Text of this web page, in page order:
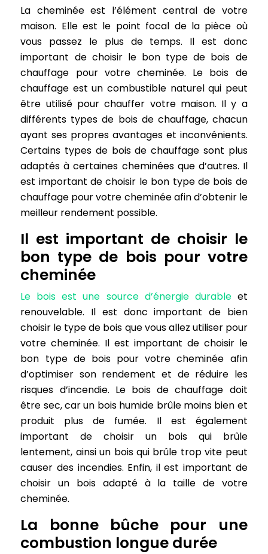
La cheminée est l’élément central de votre
maison. Elle est le point focal de la pièce où
vous passez le plus de temps. Il est donc
important de choisir le bon type de bois de
chauffage pour votre cheminée. Le bois de
chauffage est un combustible naturel qui peut
être utilisé pour chauffer votre maison. Il y a
différents types de bois de chauffage, chacun
ayant ses propres avantages et inconvénients.
Certains types de bois de chauffage sont plus
adaptés à certaines cheminées que d’autres. Il
est important de choisir le bon type de bois de
chauffage pour votre cheminée afin d’obtenir le
meilleur rendement possible.
Il est important de choisir le
bon type de bois pour votre
cheminée
Le bois est une source d’énergie durableet
renouvelable. Il est donc important de bien
choisir le type de bois que vous allez utiliser pour
votre cheminée. Il est important de choisir le
bon type de bois pour votre cheminée afin
d’optimiser son rendement et de réduire les
risques d’incendie. Le bois de chauffage doit
être sec, car un bois humide brûle moins bien et
produit plus de fumée. Il est également
important de choisir un bois qui brûle
lentement, ainsi un bois qui brûle trop vite peut
causer des incendies. Enfin, il est important de
choisir un bois adapté à la taille de votre
cheminée.
La bonne bûche pour une
combustion longue durée